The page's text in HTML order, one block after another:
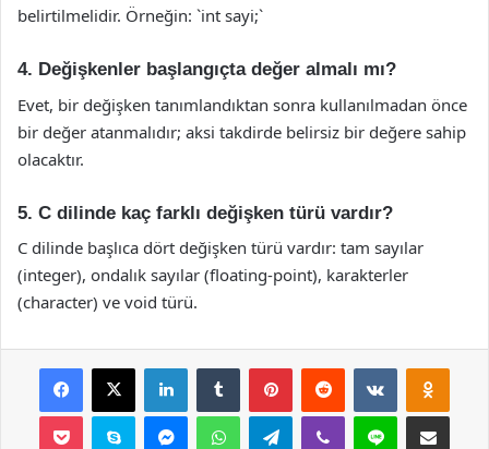
belirtilmelidir. Örneğin: `int sayi;`
4. Değişkenler başlangıçta değer almalı mı?
Evet, bir değişken tanımlandıktan sonra kullanılmadan önce
bir değer atanmalıdır; aksi takdirde belirsiz bir değere sahip
olacaktır.
5. C dilinde kaç farklı değişken türü vardır?
C dilinde başlıca dört değişken türü vardır: tam sayılar
(integer), ondalık sayılar (floating-point), karakterler
(character) ve void türü.
Facebook
X LinkedInTumblr PinterestReddit VKontakte
Pocket Skype MessengerWhatsAppTelegramViber Line E-Posta ile